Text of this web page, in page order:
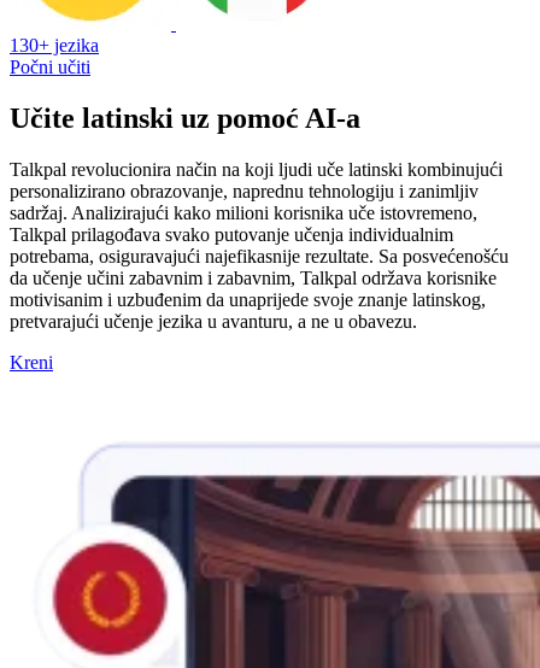
130+ jezika
Počni učiti
Učite latinski uz pomoć AI-a
Talkpal revolucionira način na koji ljudi uče latinski kombinujući
personalizirano obrazovanje, naprednu tehnologiju i zanimljiv
sadržaj. Analizirajući kako milioni korisnika uče istovremeno,
Talkpal prilagođava svako putovanje učenja individualnim
potrebama, osiguravajući najefikasnije rezultate. Sa posvećenošću
da učenje učini zabavnim i zabavnim, Talkpal održava korisnike
motivisanim i uzbuđenim da unaprijede svoje znanje latinskog,
pretvarajući učenje jezika u avanturu, a ne u obavezu.
Kreni